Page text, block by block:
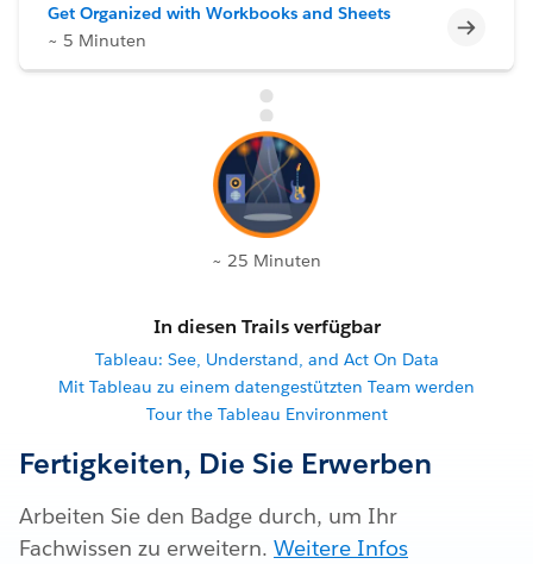
Get Organized with Workbooks and Sheets
~ 5 Minuten
~ 25 Minuten
In diesen Trails verfügbar
Tableau: See, Understand, and Act On Data
Mit Tableau zu einem datengestützten Team werden
Tour the Tableau Environment
Fertigkeiten, Die Sie Erwerben
Arbeiten Sie den Badge durch, um Ihr
Fachwissen zu erweitern. Weitere Infos